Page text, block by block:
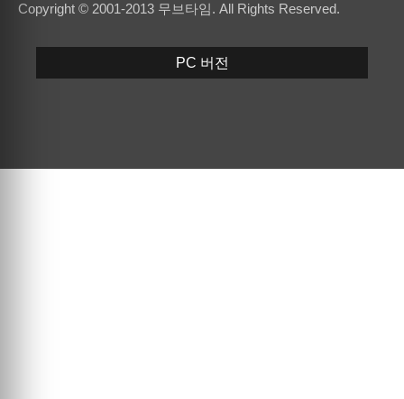
Copyright © 2001-2013 무브타임. All Rights Reserved.
PC 버전